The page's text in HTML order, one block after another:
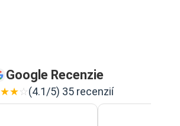
Google Recenzie
★★☆(4.1/5) 35 recenzií